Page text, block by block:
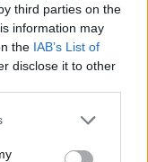
third parties on the
information may
the IAB’s List of
disclose it to other
or more Google
You may click to
που χτίζει ο
κοστίσει 16,8